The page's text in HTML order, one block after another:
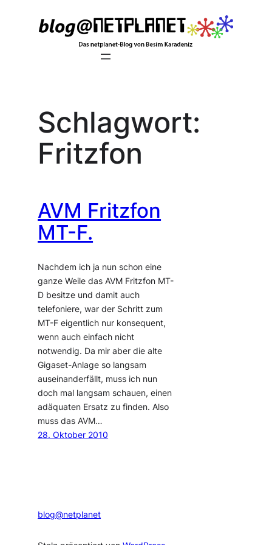
Schlagwort:
Fritzfon
AVM Fritzfon
MT-F.
Nachdem ich ja nun schon eine
ganze Weile das AVM Fritzfon MT-
D besitze und damit auch
telefoniere, war der Schritt zum
MT-F eigentlich nur konsequent,
wenn auch einfach nicht
notwendig. Da mir aber die alte
Gigaset-Anlage so langsam
auseinanderfällt, muss ich nun
doch mal langsam schauen, einen
adäquaten Ersatz zu finden. Also
muss das AVM…
28. Oktober 2010
blog@netplanet